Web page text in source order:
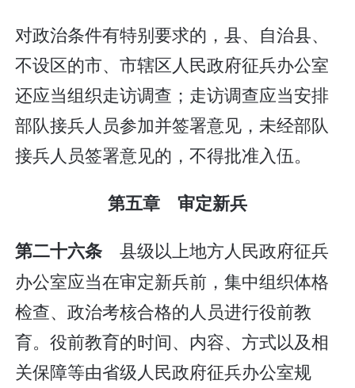
对政治条件有特别要求的，县、自治县、
不设区的市、市辖区人民政府征兵办公室
还应当组织走访调查；走访调查应当安排
部队接兵人员参加并签署意见，未经部队
接兵人员签署意见的，不得批准入伍。
第五章 审定新兵
第二十六条 县级以上地方人民政府征兵
办公室应当在审定新兵前，集中组织体格
检查、政治考核合格的人员进行役前教
育。役前教育的时间、内容、方式以及相
关保障等由省级人民政府征兵办公室规